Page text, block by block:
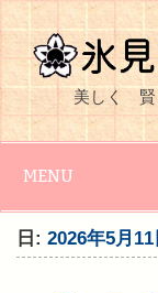
Skip
content
美しく 賢
MENU
日:2026年5月11